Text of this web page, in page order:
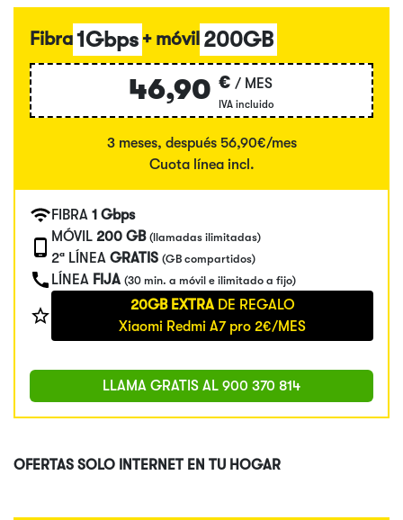
Fibra1Gbps + móvil 200GB
46,90 € / MES
IVA incluido
3 meses, después 56,90€/mes
Cuota línea incl.
FIBRA 1 Gbps
MÓVIL 200 GB (llamadas ilimitadas)
2ª LÍNEA GRATIS (GB compartidos)
LÍNEA FIJA (30 min. a móvil e ilimitado a fijo)
20GB EXTRADE REGALO
Xiaomi Redmi A7 pro 2€/MES
LLAMA GRATIS AL 900 370 814
OFERTAS SOLO INTERNET EN TU HOGAR